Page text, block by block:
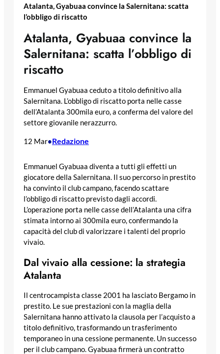
Atalanta, Gyabuaa convince la Salernitana: scatta
l’obbligo di riscatto
Atalanta, Gyabuaa convince la
Salernitana: scatta l’obbligo di
riscatto
Emmanuel Gyabuaa ceduto a titolo definitivo alla
Salernitana. L’obbligo di riscatto porta nelle casse
dell’Atalanta 300mila euro, a conferma del valore del
settore giovanile nerazzurro.
12 Mar•Redazione
Emmanuel Gyabuaa diventa a tutti gli effetti un
giocatore della Salernitana. Il suo percorso in prestito
ha convinto il club campano, facendo scattare
l’obbligo di riscatto previsto dagli accordi.
L’operazione porta nelle casse dell’Atalanta una cifra
stimata intorno ai 300mila euro, confermando la
capacità del club di valorizzare i talenti del proprio
vivaio.
Dal vivaio alla cessione: la strategia
Atalanta
Il centrocampista classe 2001 ha lasciato Bergamo in
prestito. Le sue prestazioni con la maglia della
Salernitana hanno attivato la clausola per l’acquisto a
titolo definitivo, trasformando un trasferimento
temporaneo in una cessione permanente. Un successo
per il club campano. Gyabuaa firmerà un contratto